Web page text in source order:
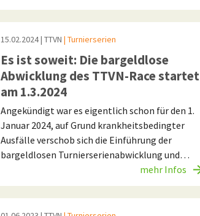
15.02.2024| TTVN | Turnierserien
Es ist soweit: Die bargeldlose
Abwicklung des TTVN-Race startet
am 1.3.2024
Angekündigt war es eigentlich schon für den 1.
Januar 2024, auf Grund krankheitsbedingter
Ausfälle verschob sich die Einführung der
bargeldlosen Turnierserienabwicklung und…
mehr Infos